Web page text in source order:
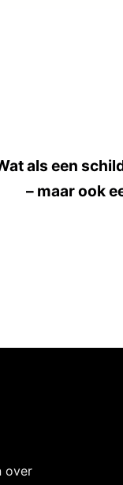
als een
– maar ook
over